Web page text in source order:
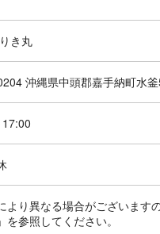
き丸
沖縄県中頭郡嘉手納町水
より異なる場合がございます
を参照してください。